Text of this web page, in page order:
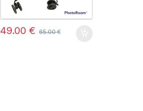
49.00 € 65.00€